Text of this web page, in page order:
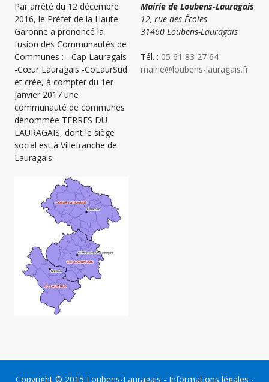
Par arrêté du 12 décembre
2016, le Préfet de la Haute
Garonne a prononcé la
fusion des Communautés de
Communes : - Cap Lauragais
-Cœur Lauragais -CoLaurSud
et crée, à compter du 1er
janvier 2017 une
communauté de communes
dénommée TERRES DU
LAURAGAIS, dont le siège
social est à Villefranche de
Lauragais.
Mairie de Loubens-Lauragais
12, rue des Écoles
31460 Loubens-Lauragais
Tél. : 05 61 83 27 64
mairie@loubens-lauragais.fr
Copyright © 2015 Loubens-Lauragais - Informations légales -